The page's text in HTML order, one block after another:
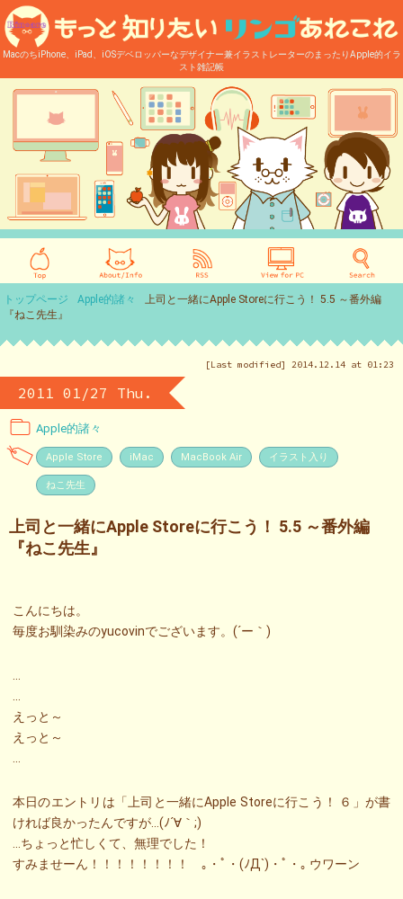
MacのちiPhone、iPad、iOSデベロッパーなデザイナー兼イラストレーターのまったりApple的イラ
スト雑記帳
トップページ Apple的諸々
上司と一緒にApple Storeに行こう！ 5.5 ～番外編
『ねこ先生』
[Last modified] 2014.12.14 at 01:23
2011 01/27 Thu.
Apple的諸々
Apple Store iMac MacBook Air イラスト入り
ねこ先生
上司と一緒にApple Storeに行こう！ 5.5 ～番外編
『ねこ先生』
こんにちは。
毎度お馴染みのyucovinでございます。(´ー｀)
えっと～
えっと～
本日のエントリは「上司と一緒にApple Storeに行こう！ ６」が書
ければ良かったんですが…(ﾉ´∀｀;)
…ちょっと忙しくて、無理でした！
すみませーん！！！！！！！！ ｡・ﾟ・(ﾉД`)・ﾟ・｡ ウワーン